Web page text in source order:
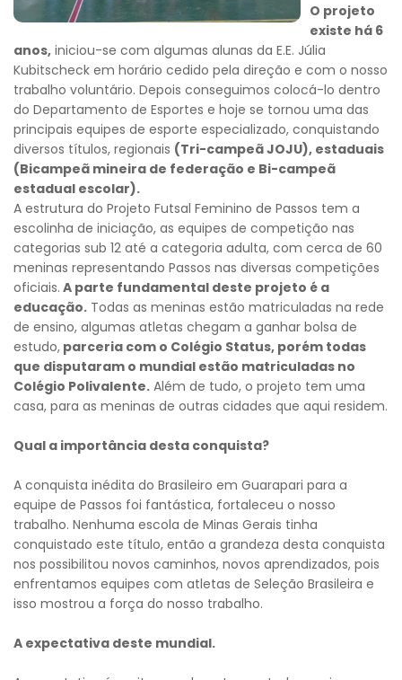
O projeto
existe há 6
anos, iniciou-se com algumas alunas da E.E. Júlia
Kubitscheck em horário cedido pela direção e com o nosso
trabalho voluntário. Depois conseguimos colocá-lo dentro
do Departamento de Esportes e hoje se tornou uma das
principais equipes de esporte especializado, conquistando
diversos títulos, regionais (Tri-campeã JOJU), estaduais
(Bicampeã mineira de federação e Bi-campeã
estadual escolar).
A estrutura do Projeto Futsal Feminino de Passos tem a
escolinha de iniciação, as equipes de competição nas
categorias sub 12 até a categoria adulta, com cerca de 60
meninas representando Passos nas diversas competições
oficiais. A parte fundamental deste projeto é a
educação. Todas as meninas estão matriculadas na rede
de ensino, algumas atletas chegam a ganhar bolsa de
estudo, parceria com o Colégio Status, porém todas
que disputaram o mundial estão matriculadas no
Colégio Polivalente. Além de tudo, o projeto tem uma
casa, para as meninas de outras cidades que aqui residem.
Qual a importância desta conquista?
A conquista inédita do Brasileiro em Guarapari para a
equipe de Passos foi fantástica, fortaleceu o nosso
trabalho. Nenhuma escola de Minas Gerais tinha
conquistado este título, então a grandeza desta conquista
nos possibilitou novos caminhos, novos aprendizados, pois
enfrentamos equipes com atletas de Seleção Brasileira e
isso mostrou a força do nosso trabalho.
A expectativa deste mundial.